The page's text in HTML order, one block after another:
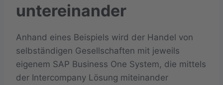
untereinander
Anhand eines Beispiels wird der Handel von
selbständigen Gesellschaften mit jeweils
eigenem SAP Business One System, die mittels
der Intercompany Lösung miteinander